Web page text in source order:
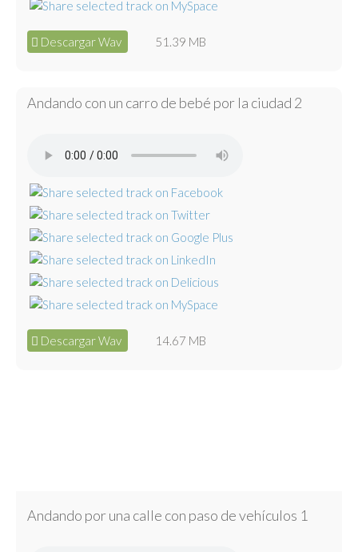
Descargar Wav 51.39 MB
Andando con un carro de bebé por la ciudad 2
Descargar Wav 14.67 MB
Andando por una calle con paso de vehículos 1